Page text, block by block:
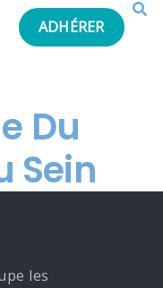
ADHÉRER
Du
Sein
les